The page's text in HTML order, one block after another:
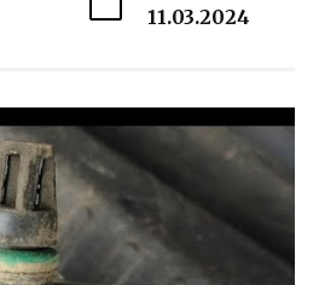
11.03.2024